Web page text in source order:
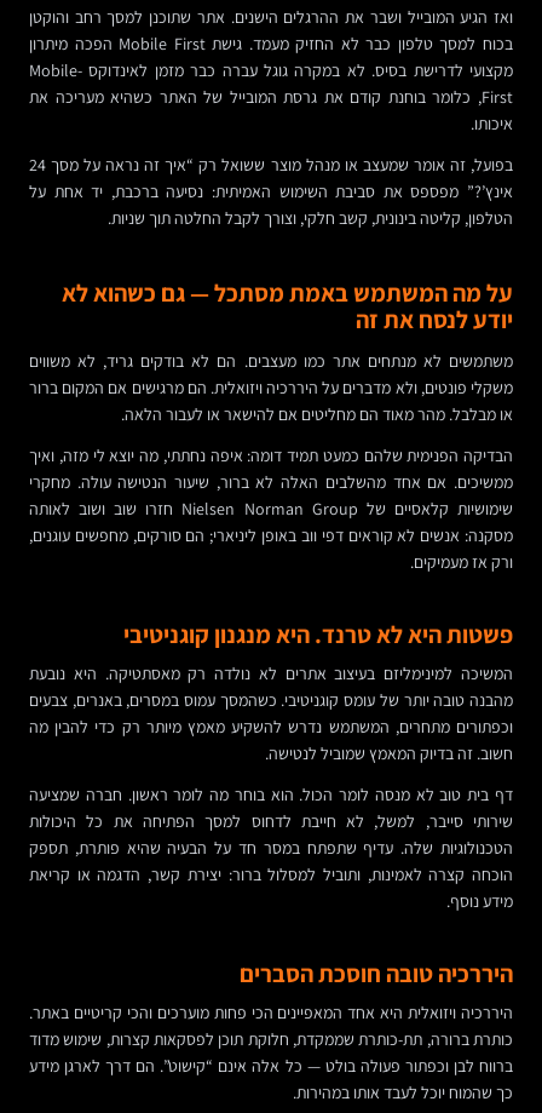
ואז הגיע המובייל ושבר את ההרגלים הישנים. אתר שתוכנן למסך רחב והוקטן
בכוח למסך טלפון כבר לא החזיק מעמד. גישת Mobile First הפכה מיתרון
מקצועי לדרישת בסיס. לא במקרה גוגל עברה כבר מזמן לאינדוקס Mobile-
First, כלומר בוחנת קודם את גרסת המובייל של האתר כשהיא מעריכה את
איכותו.
בפועל, זה אומר שמעצב או מנהל מוצר ששואל רק “איך זה נראה על מסך 24
אינץ’?” מפספס את סביבת השימוש האמיתית: נסיעה ברכבת, יד אחת על
הטלפון, קליטה בינונית, קשב חלקי, וצורך לקבל החלטה תוך שניות.
על מה המשתמש באמת מסתכל — גם כשהוא לא
יודע לנסח את זה
משתמשים לא מנתחים אתר כמו מעצבים. הם לא בודקים גריד, לא משווים
משקלי פונטים, ולא מדברים על היררכיה ויזואלית. הם מרגישים אם המקום ברור
או מבלבל. מהר מאוד הם מחליטים אם להישאר או לעבור הלאה.
הבדיקה הפנימית שלהם כמעט תמיד דומה: איפה נחתתי, מה יוצא לי מזה, ואיך
ממשיכים. אם אחד מהשלבים האלה לא ברור, שיעור הנטישה עולה. מחקרי
שימושיות קלאסיים של Nielsen Norman Group חזרו שוב ושוב לאותה
מסקנה: אנשים לא קוראים דפי ווב באופן ליניארי; הם סורקים, מחפשים עוגנים,
ורק אז מעמיקים.
פשטות היא לא טרנד. היא מנגנון קוגניטיבי
המשיכה למינימליזם בעיצוב אתרים לא נולדה רק מאסתטיקה. היא נובעת
מהבנה טובה יותר של עומס קוגניטיבי. כשהמסך עמוס במסרים, באנרים, צבעים
וכפתורים מתחרים, המשתמש נדרש להשקיע מאמץ מיותר רק כדי להבין מה
חשוב. זה בדיוק המאמץ שמוביל לנטישה.
דף בית טוב לא מנסה לומר הכול. הוא בוחר מה לומר ראשון. חברה שמציעה
שירותי סייבר, למשל, לא חייבת לדחוס למסך הפתיחה את כל היכולות
הטכנולוגיות שלה. עדיף שתפתח במסר חד על הבעיה שהיא פותרת, תספק
הוכחה קצרה לאמינות, ותוביל למסלול ברור: יצירת קשר, הדגמה או קריאת
מידע נוסף.
היררכיה טובה חוסכת הסברים
היררכיה ויזואלית היא אחד המאפיינים הכי פחות מוערכים והכי קריטיים באתר.
כותרת ברורה, תת-כותרת שממקדת, חלוקת תוכן לפסקאות קצרות, שימוש מדוד
ברווח לבן וכפתור פעולה בולט — כל אלה אינם “קישוט”. הם דרך לארגן מידע
כך שהמוח יוכל לעבד אותו במהירות.